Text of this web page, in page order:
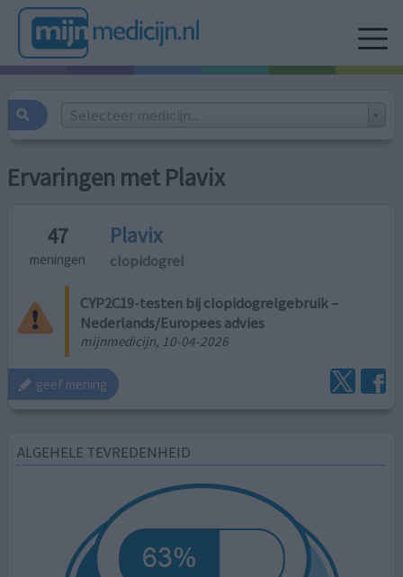
Selecteer medicijn...
Ervaringen met Plavix
47
meningen
Plavix
clopidogrel
CYP2C19-testen bij clopidogrelgebruik –
Nederlands/Europees advies
mijnmedicijn, 10-04-2026
geef mening
ALGEHELE TEVREDENHEID